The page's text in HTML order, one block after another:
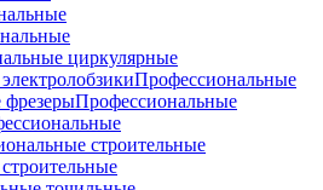
циркулярные
Профессиональные
фрезерыПрофессиональные
строительные